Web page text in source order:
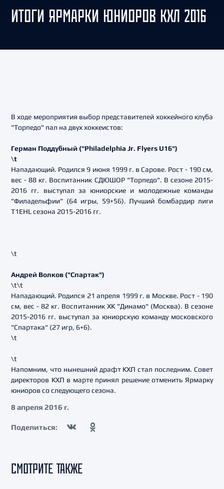
ИТОГИ ЯРМАРКИ ЮНИОРОВ КХЛ 2016
В ходе мероприятия выбор представителей хоккейного клуба
"Торпедо" пал на двух хоккеистов:
Герман Поддубный ("Philadelphia Jr. Flyers U16")
\t
Нападающий. Родился 9 июня 1999 г. в Сарове. Рост - 190 см,
вес - 88 кг. Воспитанник СДЮШОР "Торпедо". В сезоне 2015-
2016 гг. выступал за юниорские и молодежные команды
"Филадельфии" (64 игры, 59+56). Лучший бомбардир лиги
T1EHL сезона 2015-2016 гг.
\t
Андрей Волков ("Спартак")
\t\t
Нападающий. Родился 21 апреля 1999 г. в Москве. Рост - 190
см, вес - 82 кг. Воспитанник ХК "Динамо" (Москва). В сезоне
2015-2016 гг. выступал за юниорскую команду московского
"Спартака" (27 игр, 6+6).
\t
\t
Напомним, что нынешний драфт КХЛ стал последним. Совет
директоров КХЛ в марте принял решение отменить Ярмарку
юниоров со следующего сезона.
8 апреля 2016 г.
Поделиться:
СМОТРИТЕ ТАКЖЕ